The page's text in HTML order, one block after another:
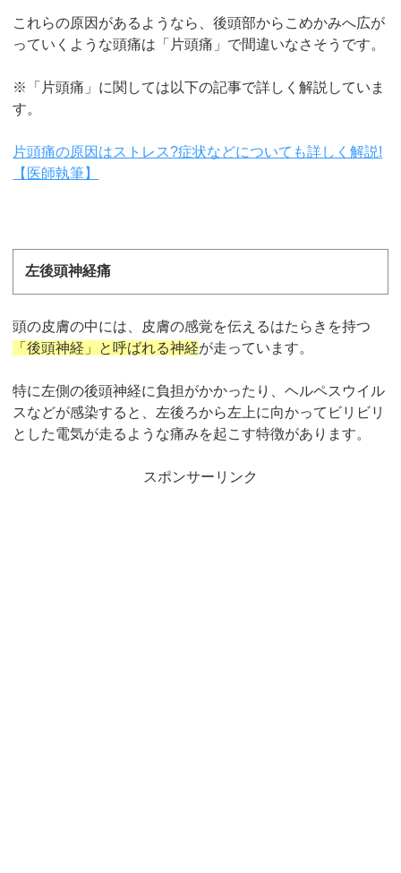
これらの原因があるようなら、後頭部からこめかみへ広が
っていくような頭痛は「片頭痛」で間違いなさそうです。
※「片頭痛」に関しては以下の記事で詳しく解説していま
す。
片頭痛の原因はストレス?症状などについても詳しく解説!
【医師執筆】
左後頭神経痛
頭の皮膚の中には、皮膚の感覚を伝えるはたらきを持つ
「後頭神経」と呼ばれる神経が走っています。
特に左側の後頭神経に負担がかかったり、ヘルペスウイル
スなどが感染すると、左後ろから左上に向かってビリビリ
とした電気が走るような痛みを起こす特徴があります。
スポンサーリンク